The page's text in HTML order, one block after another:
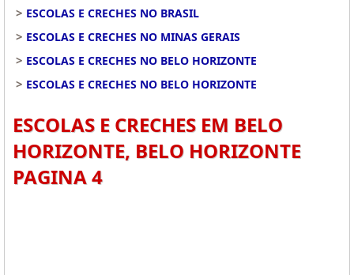
> ESCOLAS E CRECHES NO BRASIL
> ESCOLAS E CRECHES NO MINAS GERAIS
> ESCOLAS E CRECHES NO BELO HORIZONTE
> ESCOLAS E CRECHES NO BELO HORIZONTE
ESCOLAS E CRECHES EM BELO
HORIZONTE, BELO HORIZONTE
PAGINA 4